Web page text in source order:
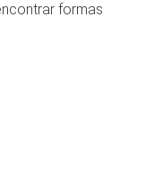
formas